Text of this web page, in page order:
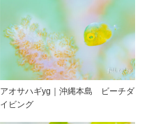
アオサハギyg｜沖縄本島 ビーチダ
イビング